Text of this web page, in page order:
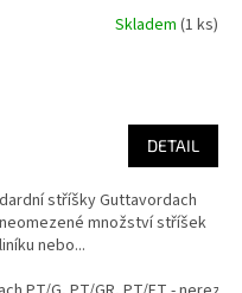
Skladem (1 ks)
DETAIL
stříšky Guttavordach
množství stříšek
nebo...